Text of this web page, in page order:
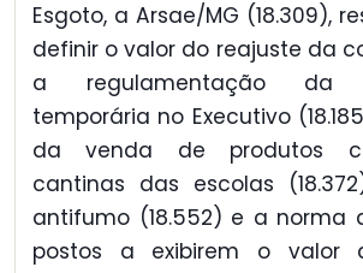
Esgoto, a Arsae/MG (18.309),
definir o valor do reajuste da
a regulamentação da
temporária no Executivo
da venda de produtos
cantinas das escolas
antifumo (18.552) e a norma
postos a exibirem o valor